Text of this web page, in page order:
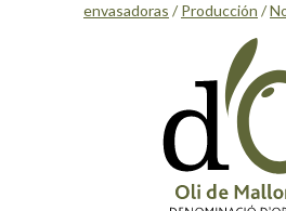
envasadoras / Producción /